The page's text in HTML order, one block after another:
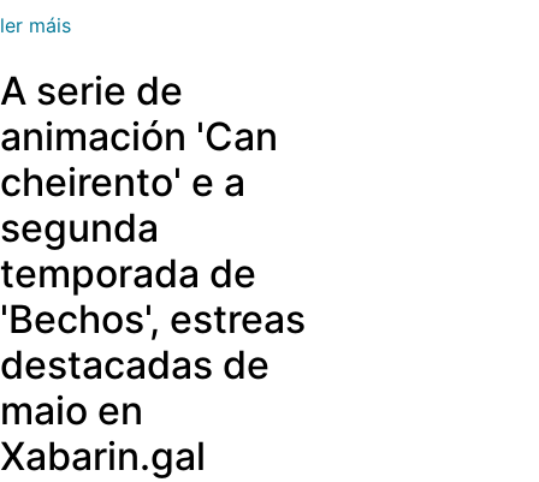
ler máis
A serie de
animación 'Can
cheirento' e a
segunda
temporada de
'Bechos', estreas
destacadas de
maio en
Xabarin.gal